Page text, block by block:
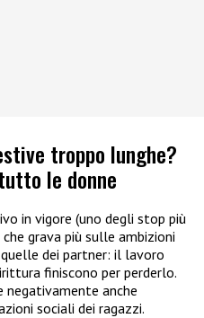
troppo lunghe?
le donne
in vigore (uno degli stop più
grava più sulle ambizioni
dei partner: il lavoro
finiscono per perderlo.
negativamente anche
sociali dei ragazzi.